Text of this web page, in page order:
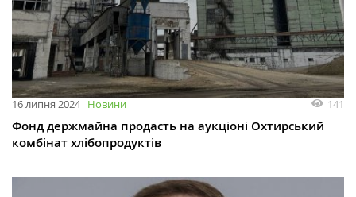
16 липня 2024 Новини 141
Фонд держмайна продасть на аукціоні Охтирський
комбінат хлібопродуктів